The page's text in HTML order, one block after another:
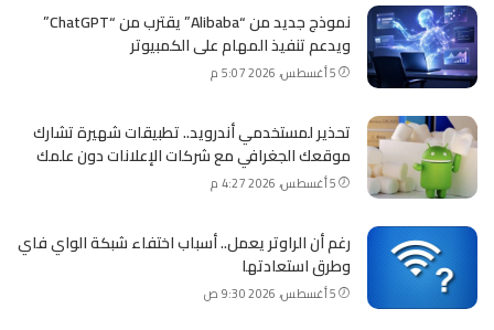
نموذج جديد من “Alibaba” يقترب من “ChatGPT”
ويدعم تنفيذ المهام على الكمبيوتر
5 أغسطس، 2026 5:07 م
تحذير لمستخدمي أندرويد.. تطبيقات شهيرة تشارك
موقعك الجغرافي مع شركات الإعلانات دون علمك
5 أغسطس، 2026 4:27 م
رغم أن الراوتر يعمل.. أسباب اختفاء شبكة الواي فاي
وطرق استعادتها
5 أغسطس، 2026 9:30 ص